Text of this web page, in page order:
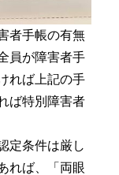
者手帳の有無
員が障害者手
れば上記の手
ば特別障害者
定条件は厳し
れば、「両眼